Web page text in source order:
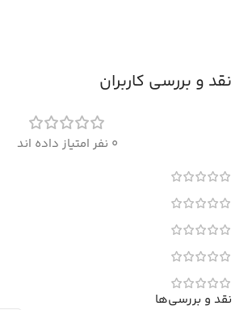
نقد و بررسی کاربران
0 نفر امتیاز داده اند
نقد و بررسی‌ها